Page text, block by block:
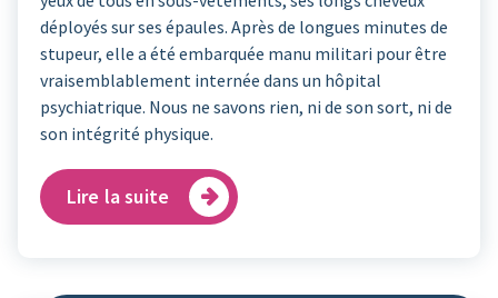
déployés sur ses épaules. Après de longues minutes de
stupeur, elle a été embarquée manu militari pour être
vraisemblablement internée dans un hôpital
psychiatrique. Nous ne savons rien, ni de son sort, ni de
son intégrité physique.
Lire la suite